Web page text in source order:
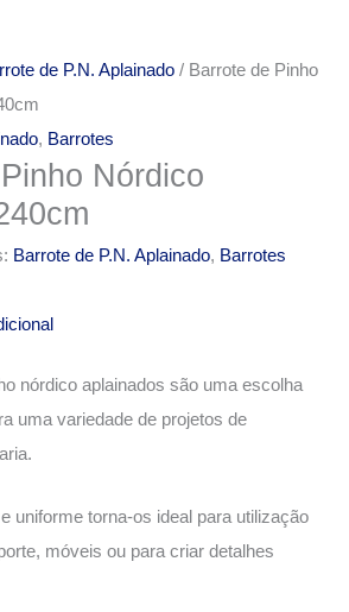
de P.N. Aplainado / Barrote de Pinho
, Barrotes
Nórdico
Barrote de P.N. Aplainado, Barrotes
nórdico aplainados são uma escolha
uma variedade de projetos de
uniforme torna-os ideal para utilização
móveis ou para criar detalhes